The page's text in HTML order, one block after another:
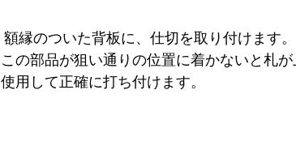
額縁のついた背板に、仕切を取り付けます。
この部品が狙い通りの位置に着かないと札
使用して正確に打ち付けます。